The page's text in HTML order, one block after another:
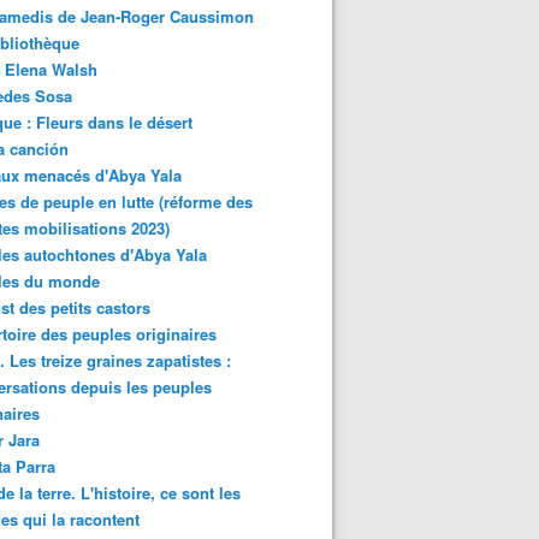
de Jean-Roger Caussimon
Walsh
Sosa
: Fleurs dans le désert
canción
menacés d'Abya Yala
de peuple en lutte (réforme des
mobilisations 2023)
autochtones d'Abya Yala
du monde
des petits castors
des peuples originaires
Les treize graines zapatistes :
depuis les peuples
Jara
Parra
la terre. L'histoire, ce sont les
qui la racontent